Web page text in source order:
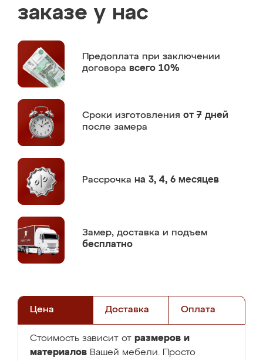
заказе у нас
Предоплата при заключении
договора всего 10%
Сроки изготовления от 7 дней
после замера
Рассрочка на 3, 4, 6 месяцев
Замер, доставка и подъем
бесплатно
Цена Доставка Оплата
Стоимость зависит от размеров и
материалов Вашей мебели. Просто